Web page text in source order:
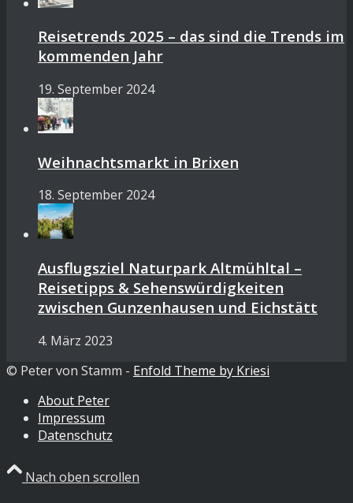
Reisetrends 2025 – das sind die Trends im
kommenden Jahr
19. September 2024
Weihnachtsmarkt in Brixen
18. September 2024
Ausflugsziel Naturpark Altmühltal –
Reisetipps & Sehenswürdigkeiten
zwischen Gunzenhausen und Eichstätt
4. März 2023
© Peter von Stamm - Enfold Theme by Kriesi
About Peter
Impressum
Datenschutz
Nach oben scrollen